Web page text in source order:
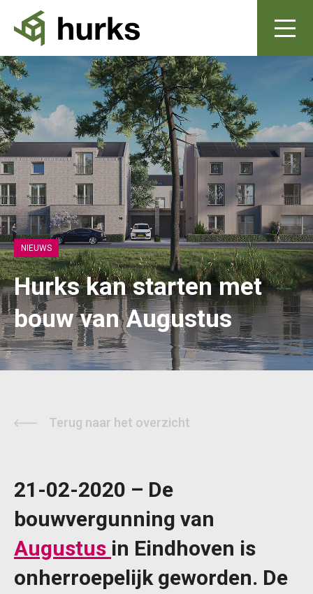
NIEUWS
Hurks kan starten met
bouw van Augustus
Terug naar het overzicht
21-02-2020 – De
bouwvergunning van
Augustus in Eindhoven is
onherroepelijk geworden. De